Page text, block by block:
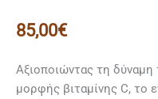
85,00€
Αξιοποιώντας τη δύναμη
μορφής βιταμίνης C, το